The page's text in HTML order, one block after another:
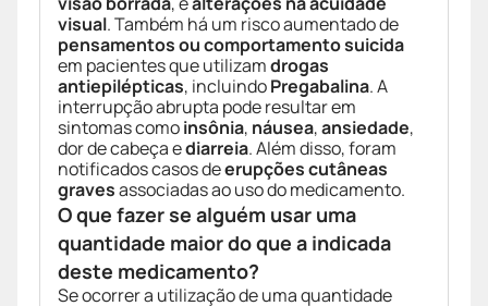
visual. Também há um risco aumentado de
pensamentos ou comportamento suicida
em pacientes que utilizamdrogas
antiepilépticas, incluindoPregabalina. A
interrupção abrupta pode resultar em
sintomas comoinsônia, náusea,ansiedade,
dor de cabeça ediarreia. Além disso, foram
notificados casos deerupções cutâneas
gravesassociadas ao uso do medicamento.
O que fazer se alguém usar uma
quantidade maior do que a indicada
deste medicamento?
Se ocorrer a utilização de uma quantidade